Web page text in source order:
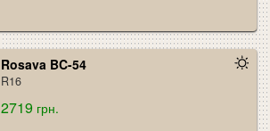
Rosava BC-54
R16
2719 грн.